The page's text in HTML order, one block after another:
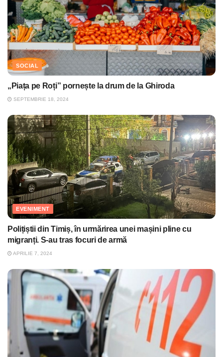
SOCIAL
„Piața pe Roți” pornește la drum de la Ghiroda
SEPTEMBRIE 18, 2024
EVENIMENT
Polițiștii din Timiș, în urmărirea unei mașini pline cu
migranți. S-au tras focuri de armă
APRILIE 7, 2024